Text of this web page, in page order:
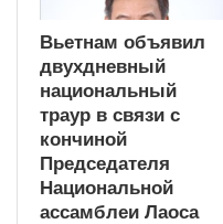
Вьетнам объявил
двухдневный
национальный
траур в связи с
кончиной
Председателя
Национальной
ассамблеи Лаоса